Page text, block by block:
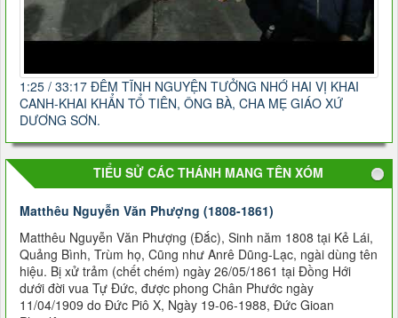
1:25 / 33:17 ĐÊM TĨNH NGUYỆN TƯỞNG NHỚ HAI VỊ KHAI
CANH-KHAI KHẨN TỔ TIÊN, ÔNG BÀ, CHA MẸ GIÁO XỨ
DƯƠNG SƠN.
TIỂU SỬ CÁC THÁNH MANG TÊN XÓM
Matthêu Nguyễn Văn Phượng (1808-1861)
Matthêu Nguyễn Văn Phượng (Ðắc), Sinh năm 1808 tại Kẻ Lái,
Quảng Bình, Trùm họ, Cũng như Anrê Dũng-Lạc, ngài dùng tên
hiệu. Bị xử trảm (chết chém) ngày 26/05/1861 tại Ðồng Hới
dưới đời vua Tự Ðức, được phong Chân Phước ngày
11/04/1909 do Ðức Piô X, Ngày 19-06-1988, Đức Gioan